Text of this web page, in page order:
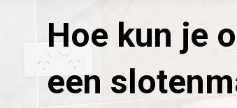
Hoe kun je
een